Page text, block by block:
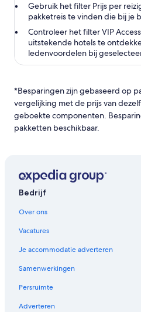
Gebruik het filter Prijs per
pakketreis te vinden die bij je
Controleer het filter VIP
uitstekende hotels te
ledenvoordelen bij
*Besparingen zijn gebaseerd op
vergelijking met de prijs van
geboekte componenten.
pakketten beschikbaar.
Bedrijf
Over ons
Vacatures
Je accommodatie adverteren
Samenwerkingen
Persruimte
Adverteren